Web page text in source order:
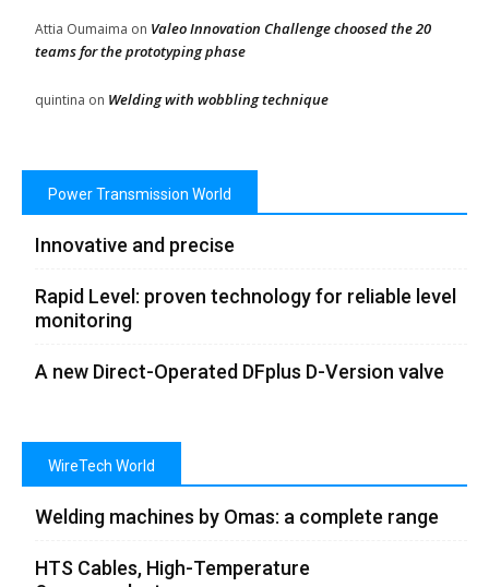
Attia Oumaima on Valeo Innovation Challenge choosed the 20
teams for the prototyping phase
quintina on Welding with wobbling technique
Power Transmission World
Innovative and precise
Rapid Level: proven technology for reliable level
monitoring
A new Direct-Operated DFplus D-Version valve
WireTech World
Welding machines by Omas: a complete range
HTS Cables, High-Temperature